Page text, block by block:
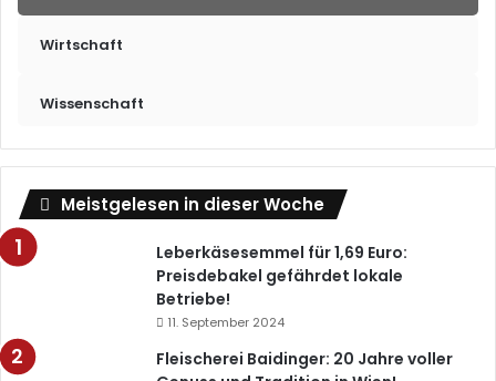
Wirtschaft
Wissenschaft
Meistgelesen in dieser Woche
Leberkäsesemmel für 1,69 Euro:
Preisdebakel gefährdet lokale
Betriebe!
11. September 2024
Fleischerei Baidinger: 20 Jahre voller